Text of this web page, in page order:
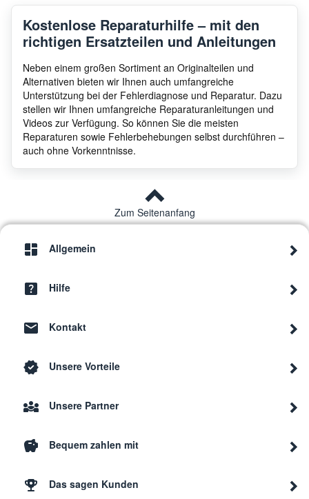
Kostenlose Reparaturhilfe – mit den
richtigen Ersatzteilen und Anleitungen
Neben einem großen Sortiment an Originalteilen und
Alternativen bieten wir Ihnen auch umfangreiche
Unterstützung bei der Fehlerdiagnose und Reparatur. Dazu
stellen wir Ihnen umfangreiche Reparaturanleitungen und
Videos zur Verfügung. So können Sie die meisten
Reparaturen sowie Fehlerbehebungen selbst durchführen –
auch ohne Vorkenntnisse.
Zum Seitenanfang
Allgemein
Hilfe
Kontakt
Unsere Vorteile
Unsere Partner
Bequem zahlen mit
Das sagen Kunden